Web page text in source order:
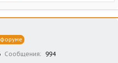
форуме
Сообщения
994